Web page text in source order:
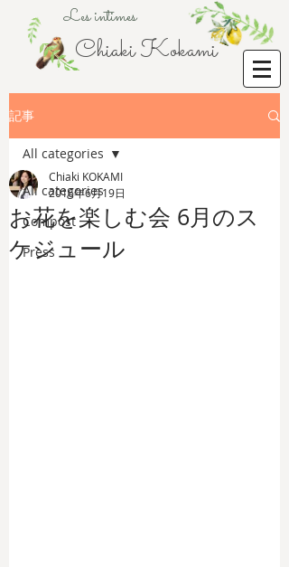
Chiaki Kokami
Les intimes
記事
All categories
Compost
Press
All categories
お花を楽しむ会 6月のス
ケジュール
Chiaki KOKAMI
2016年6月19日